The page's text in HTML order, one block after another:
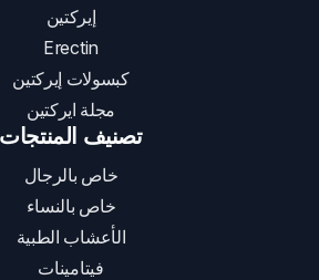
إيركتين
Erectin
كبسولات إيركتين
مجلة ايركتين
تصنيف المنتجات
خاص بالرجال
خاص بالنساء
الأعشاب الطبية
فيتامينات